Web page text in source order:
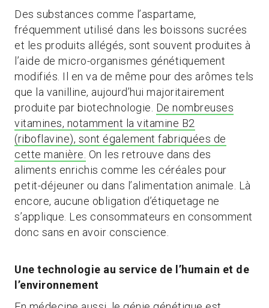
Des substances comme l’aspartame,
fréquemment utilisé dans les boissons sucrées
et les produits allégés, sont souvent produites à
l’aide de micro-organismes génétiquement
modifiés. Il en va de même pour des arômes tels
que la vanilline, aujourd’hui majoritairement
produite par biotechnologie. De nombreuses
vitamines, notamment la vitamine B2
(riboflavine), sont également fabriquées de
cette manière. On les retrouve dans des
aliments enrichis comme les céréales pour
petit-déjeuner ou dans l’alimentation animale. Là
encore, aucune obligation d’étiquetage ne
s’applique. Les consommateurs en consomment
donc sans en avoir conscience.
Une technologie au service de l’humain et de
l’environnement